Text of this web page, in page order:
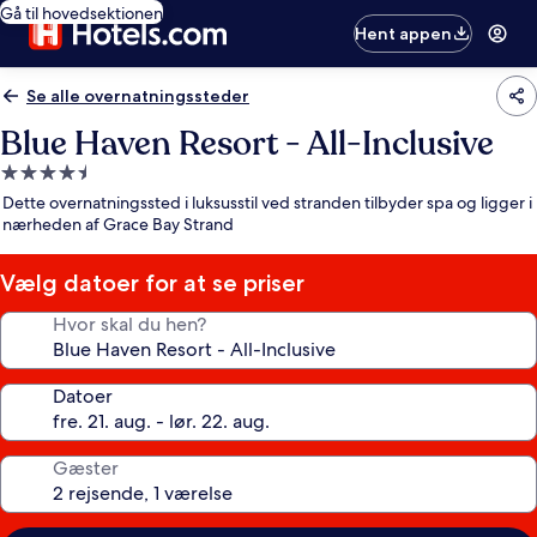
Gå til hovedsektionen
Hent appen
Se alle overnatningssteder
Blue Haven Resort - All-Inclusive
4.5-
stjernet
overnatningssted
Dette overnatningssted i luksusstil ved stranden tilbyder spa og ligger i
nærheden af Grace Bay Strand
Vælg datoer for at se priser
Hvor skal du hen?
Datoer
Gæster